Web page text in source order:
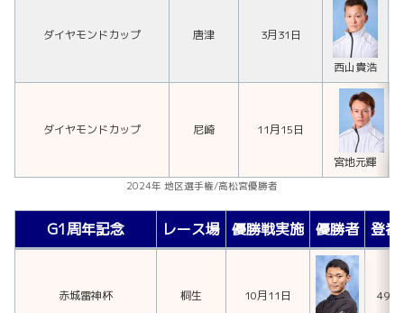
ダイヤモンドカップ 唐津 3月31日
西山貴浩
ダイヤモンドカップ 尼崎 11月15日
宮地元輝
2024年 地区選手権/高松宮優勝者
G1周年記念 レース場 優勝戦実施 優勝者 登
赤城雷神杯 桐生 10月11日